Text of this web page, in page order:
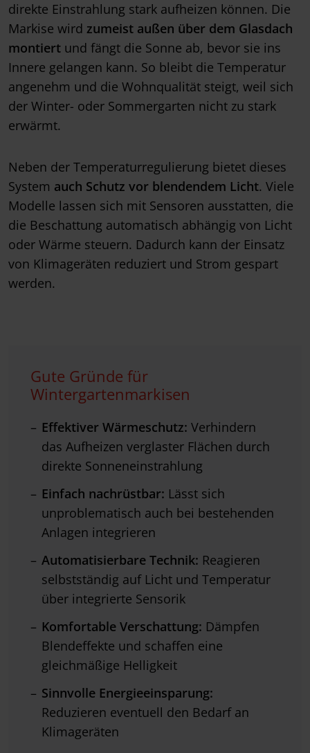
direkte Einstrahlung stark aufheizen können. Die
Markise wird zumeist außen über dem Glasdach
montiert und fängt die Sonne ab, bevor sie ins
Innere gelangen kann. So bleibt die Temperatur
angenehm und die Wohnqualität steigt, weil sich
der Winter- oder Sommergarten nicht zu stark
erwärmt.
Neben der Temperaturregulierung bietet dieses
System auch Schutz vor blendendem Licht. Viele
Modelle lassen sich mit Sensoren ausstatten, die
die Beschattung automatisch abhängig von Licht
oder Wärme steuern. Dadurch kann der Einsatz
von Klimageräten reduziert und Strom gespart
werden.
Gute Gründe für
Wintergartenmarkisen
Effektiver Wärmeschutz: Verhindern
das Aufheizen verglaster Flächen durch
direkte Sonneneinstrahlung
Einfach nachrüstbar: Lässt sich
unproblematisch auch bei bestehenden
Anlagen integrieren
Automatisierbare Technik: Reagieren
selbstständig auf Licht und Temperatur
über integrierte Sensorik
Komfortable Verschattung: Dämpfen
Blendeffekte und schaffen eine
gleichmäßige Helligkeit
Sinnvolle Energieeinsparung:
Reduzieren eventuell den Bedarf an
Klimageräten